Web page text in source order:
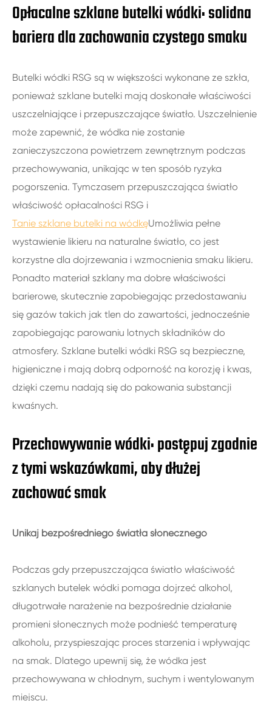
Opłacalne szklane butelki wódki: solidna
bariera dla zachowania czystego smaku
Butelki wódki RSG są w większości wykonane ze szkła,
ponieważ szklane butelki mają doskonałe właściwości
uszczelniające i przepuszczające światło. Uszczelnienie
może zapewnić, że wódka nie zostanie
zanieczyszczona powietrzem zewnętrznym podczas
przechowywania, unikając w ten sposób ryzyka
pogorszenia. Tymczasem przepuszczająca światło
właściwość opłacalności RSG i
Tanie szklane butelki na wódkęUmożliwia pełne
wystawienie likieru na naturalne światło, co jest
korzystne dla dojrzewania i wzmocnienia smaku likieru.
Ponadto materiał szklany ma dobre właściwości
barierowe, skutecznie zapobiegając przedostawaniu
się gazów takich jak tlen do zawartości, jednocześnie
zapobiegając parowaniu lotnych składników do
atmosfery. Szklane butelki wódki RSG są bezpieczne,
higieniczne i mają dobrą odporność na korozję i kwas,
dzięki czemu nadają się do pakowania substancji
kwaśnych.
Przechowywanie wódki: postępuj zgodnie
z tymi wskazówkami, aby dłużej
zachować smak
Unikaj bezpośredniego światła słonecznego
Podczas gdy przepuszczająca światło właściwość
szklanych butelek wódki pomaga dojrzeć alkohol,
długotrwałe narażenie na bezpośrednie działanie
promieni słonecznych może podnieść temperaturę
alkoholu, przyspieszając proces starzenia i wpływając
na smak. Dlatego upewnij się, że wódka jest
przechowywana w chłodnym, suchym i wentylowanym
miejscu.